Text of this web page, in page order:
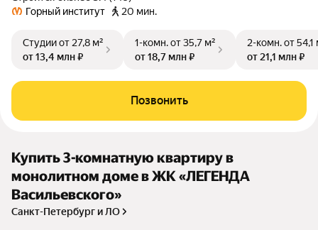
Горный институт
20 мин.
Студииот 27,8 м²
от 13,4 млн ₽
1-комн.от 35,7 м²
от 18,7 млн ₽
2-комн.от 54,1
от 21,1 млн ₽
Позвонить
Купить 3-комнатную квартиру в
монолитном доме в ЖК «ЛЕГЕНДА
Васильевского»
Санкт-Петербург и ЛО